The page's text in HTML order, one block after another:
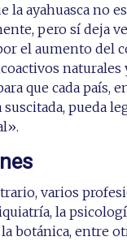
la ayahuasca no
pero sí deja
el aumento del
naturales
que cada país,
pueda
varios
la
botánica, entre